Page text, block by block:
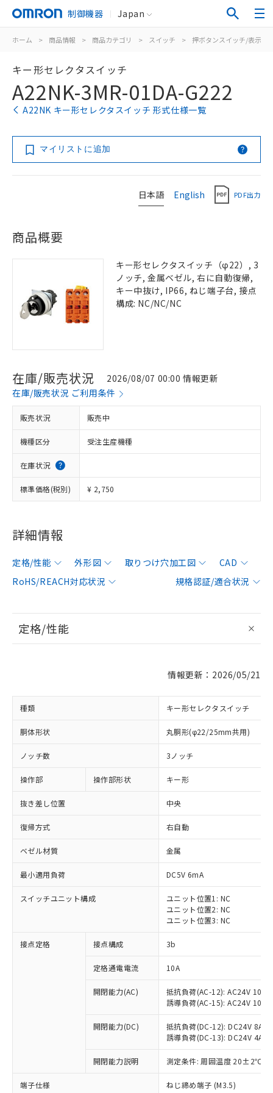
制御機器 Japan
ホーム > 商品情報 > 商品カテゴリ > スイッチ > 押ボタンスイッチ/表示灯
キー形セレクタスイッチ
A22NK-3MR-01DA-G222
A22NK キー形セレクタスイッチ 形式仕様一覧
マイリストに追加
日本語 English PDF出力
商品概要
キー形セレクタスイッチ（φ22）, 3
ノッチ, 金属ベゼル, 右に自動復帰,
キー中抜け, IP66, ねじ端子台, 接点
構成: NC/NC/NC
在庫/販売状況
2026/08/07 00:00 情報更新
在庫/販売状況 ご利用条件
販売状況 販売中
機種区分 受注生産機種
在庫状況
標準価格(税別) ¥ 2,750
詳細情報
定格/性能 外形図 取りつけ穴加工図
CAD
RoHS/REACH対応状況
規格認証/適合状況
定格/性能
情報更新：2026/05/21
種類 キー形セレクタスイッチ
胴体形状 丸胴形(φ22/25mm共用)
ノッチ数 3ノッチ
操作部 操作部形状 キー形
抜き差し位置 中央
復帰方式 右自動
ベゼル材質 金属
最小適用負荷 DC5V 6mA
スイッチユニット構成
ユニット位置1: NC
ユニット位置2: NC
ユニット位置3: NC
接点定格 接点構成 3b
定格通電電流 10A
開閉能力(AC)
抵抗負荷(AC-12): AC24V 10A/
誘導負荷(AC-15): AC24V
開閉能力(DC)
抵抗負荷(DC-12): DC24V 8A/
誘導負荷(DC-13): DC24V 4A/
開閉能力説明 測定条件: 周囲温度 20±2℃、
端子仕様 ねじ締め端子 (M3.5)
ご利用条件
対応済み：EU RoHS指令（10物質）の
非含有に対応した製品が提供可能な商品で
対応予定：EU RoHS指令（10物質）の非含
有に対応した製品に切り替える予定のある
対応予定なし：EU RoHS指令（10物質）の